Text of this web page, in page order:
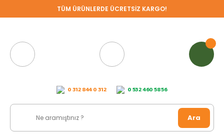
TÜM ÜRÜNLERDE ÜCRETSİZ KARGO!
0 312 844 0 312 0 532 460 58 56
Ara